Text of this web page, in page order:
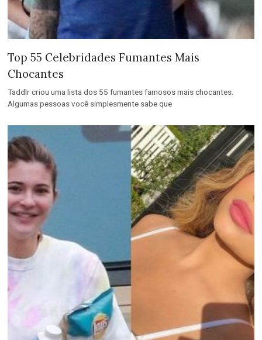
Top 55 Celebridades Fumantes Mais
Chocantes
Taddlr criou uma lista dos 55 fumantes famosos mais chocantes.
Algumas pessoas você simplesmente sabe que